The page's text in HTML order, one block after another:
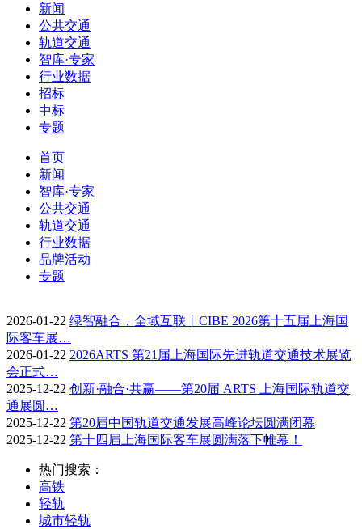
新闻
公共交通
轨道交通
智库·专家
行业数据
招标
中标
专题
首页
新闻
智库·专家
公共交通
轨道交通
行业数据
品牌活动
专题
2026-01-22 绿智融合，全域互联丨CIBE 2026第十五届上海国
际客车展…
2026-01-22 2026ARTS 第21届上海国际先进轨道交通技术展览
会正式…
2025-12-22 创新·融合·共赢——第20届 ARTS 上海国际轨道交
通展圆…
2025-12-22 第20届中国轨道交通发展高峰论坛圆满闭幕
2025-12-22 第十四届上海国际客车展圆满落下帷幕！
热门搜索：
高铁
轻轨
城市轻轨